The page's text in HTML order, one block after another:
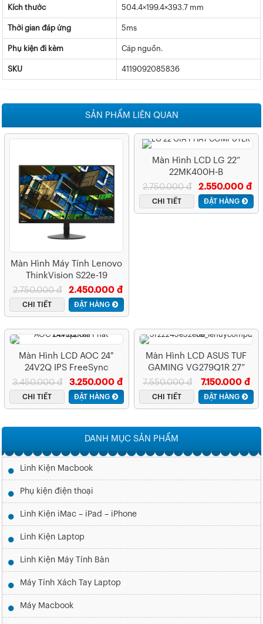
Kích thước 504.4×199.4×393.7 mm
Thời gian đáp ứng 5ms
Phụ kiện đi kèm Cáp nguồn.
SKU 4119092085836
SẢN PHẨM LIÊN QUAN
Màn Hình Máy Tính Lenovo
ThinkVision S22e-19
(61C9KAR1WW) 21.5″
2.450.000 đ
2.750.000 đ
CHI TIẾT ĐẶT HÀNG
Màn Hình LCD LG 22”
22MK400H-B
2.550.000 đ
2.750.000 đ
CHI TIẾT ĐẶT HÀNG
Màn Hình LCD AOC 24″
24V2Q IPS FreeSync
UltraSlim Borderless 75Hz
3.250.000 đ
3.450.000 đ
CHI TIẾT ĐẶT HÀNG
Màn Hình LCD ASUS TUF
GAMING VG279Q1R 27”
FHD IPS 144HZ 1MS
FREESYNC
7.150.000 đ
7.550.000 đ
CHI TIẾT ĐẶT HÀNG
DANH MỤC SẢN PHẨM
Linh Kiện Macbook
Phụ kiện điện thoại
Linh Kiện iMac – iPad – iPhone
Linh Kiện Laptop
Linh Kiện Máy Tính Bàn
Máy Tính Xách Tay Laptop
Máy Macbook